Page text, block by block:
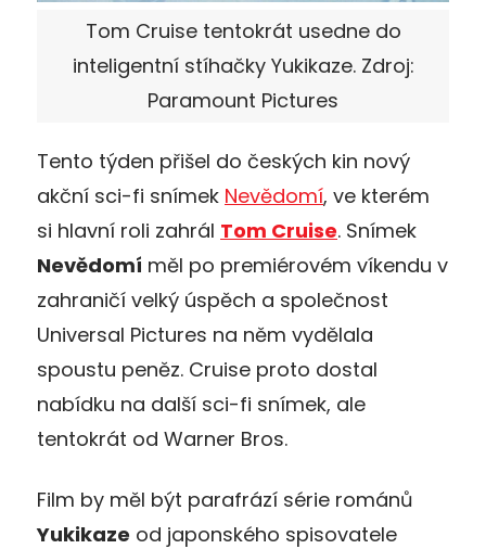
Tom Cruise tentokrát usedne do
inteligentní stíhačky Yukikaze. Zdroj:
Paramount Pictures
Tento týden přišel do českých kin nový
akční sci-fi snímek Nevědomí, ve kterém
si hlavní roli zahrál Tom Cruise. Snímek
Nevědomí měl po premiérovém víkendu v
zahraničí velký úspěch a společnost
Universal Pictures na něm vydělala
spoustu peněz. Cruise proto dostal
nabídku na další sci-fi snímek, ale
tentokrát od Warner Bros.
Film by měl být parafrází série románů
Yukikaze od japonského spisovatele